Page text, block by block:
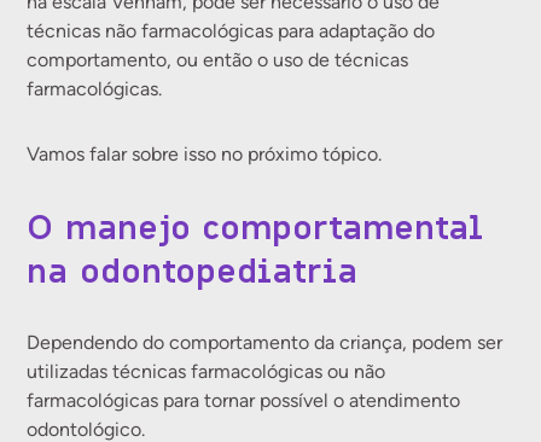
técnicas não farmacológicas para adaptação do
comportamento, ou então o uso de técnicas
farmacológicas.
Vamos falar sobre isso no próximo tópico.
O manejo comportamental
na odontopediatria
Dependendo do comportamento da criança, podem ser
utilizadas técnicas farmacológicas ou não
farmacológicas para tornar possível o atendimento
odontológico.